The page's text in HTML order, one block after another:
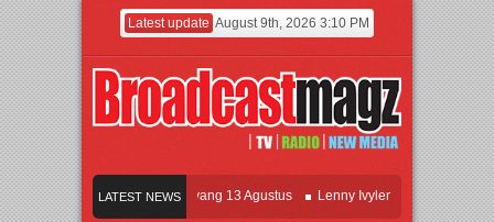
Latest update August 9th, 2026 3:10 PM
LATEST NEWS
KETOK MEJIK Siap Tayang 13 Agustus Lenny Ivylen: 26 Tahun Jaga